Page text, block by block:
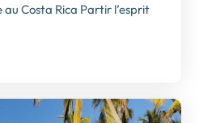
Costa Rica Partir l’esprit